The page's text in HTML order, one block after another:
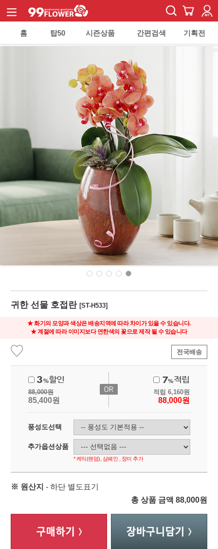
홈 탑50 시즌상품 간편검색 기획전
귀한 선물 호접란[ST-H533]
★ 화기의 모양과 색상은 배송지역에 따라 차이가 있을 수 있습니다.
★ 계절에 따라 이미지보다 연한색의 꽃으로 제작 될 수 있습니다
전국배송
88,000원
85,400원
적립 6,160원
88,000원
풍성도선택
추가옵션상품
* 케익(랜덤), 샴페인 , 장미 추가
※ 원산지 - 하단 별도표기
총 상품 금액 88,000원